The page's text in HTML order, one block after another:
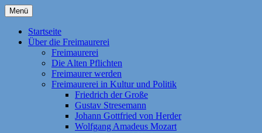
Zum
Inhalt
springen
Freimaurerloge Aufwärts zum
Licht i.O. Frankfurt am Main
zum Licht" e. V. Nr. 741 im Orient
Frankfurt am Main. Eine Tochterloge der
Großen National-Mutterloge "Zu den drei
Weltkugeln". Themen: Freimaurerei | Die
Geschichte der Loge | Freimaurer werden
| Fragen und Antworten | Die Alten
Menü
Startseite
Über die Freimaurerei
Freimaurerei
Die Alten Pflichten
Freimaurer werden
Freimaurerei in Kultur und Politik
Friedrich der Große
Gustav Stresemann
Johann Gottfried von Herder
Wolfgang Amadeus Mozart